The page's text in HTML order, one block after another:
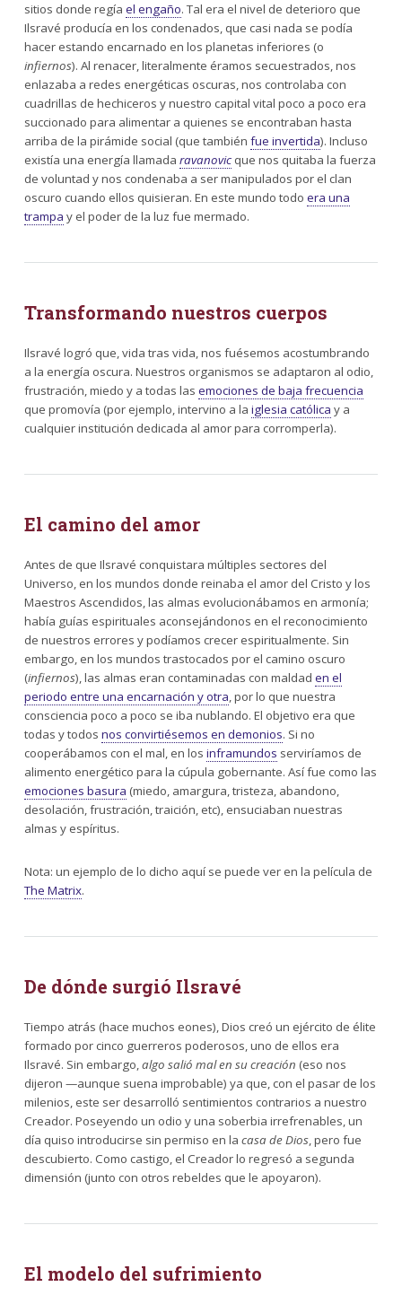
sitios donde regía el engaño. Tal era el nivel de deterioro que
Ilsravé producía en los condenados, que casi nada se podía
hacer estando encarnado en los planetas inferiores (o
infiernos). Al renacer, literalmente éramos secuestrados, nos
enlazaba a redes energéticas oscuras, nos controlaba con
cuadrillas de hechiceros y nuestro capital vital poco a poco era
succionado para alimentar a quienes se encontraban hasta
arriba de la pirámide social (que también fue invertida). Incluso
existía una energía llamada ravanovicque nos quitaba la fuerza
de voluntad y nos condenaba a ser manipulados por el clan
oscuro cuando ellos quisieran. En este mundo todo era una
trampa y el poder de la luz fue mermado.
Transformando nuestros cuerpos
Ilsravé logró que, vida tras vida, nos fuésemos acostumbrando
a la energía oscura. Nuestros organismos se adaptaron al odio,
frustración, miedo y a todas las emociones de baja frecuencia
que promovía (por ejemplo, intervino a la iglesia católica y a
cualquier institución dedicada al amor para corromperla).
El camino del amor
Antes de que Ilsravé conquistara múltiples sectores del
Universo, en los mundos donde reinaba el amor del Cristo y los
Maestros Ascendidos, las almas evolucionábamos en armonía;
había guías espirituales aconsejándonos en el reconocimiento
de nuestros errores y podíamos crecer espiritualmente. Sin
embargo, en los mundos trastocados por el camino oscuro
(infiernos), las almas eran contaminadas con maldad en el
periodo entre una encarnación y otra, por lo que nuestra
consciencia poco a poco se iba nublando. El objetivo era que
todas y todos nos convirtiésemos en demonios. Si no
cooperábamos con el mal, en los inframundos serviríamos de
alimento energético para la cúpula gobernante. Así fue como las
emociones basura (miedo, amargura, tristeza, abandono,
desolación, frustración, traición, etc), ensuciaban nuestras
almas y espíritus.
Nota: un ejemplo de lo dicho aquí se puede ver en la película de
The Matrix.
De dónde surgió Ilsravé
Tiempo atrás (hace muchos eones), Dios creó un ejército de élite
formado por cinco guerreros poderosos, uno de ellos era
Ilsravé. Sin embargo,algo salió mal en su creación (eso nos
dijeron —aunque suena improbable) ya que, con el pasar de los
milenios, este ser desarrolló sentimientos contrarios a nuestro
Creador. Poseyendo un odio y una soberbia irrefrenables, un
día quiso introducirse sin permiso en la casa de Dios, pero fue
descubierto. Como castigo, el Creador lo regresó a segunda
dimensión (junto con otros rebeldes que le apoyaron).
El modelo del sufrimiento